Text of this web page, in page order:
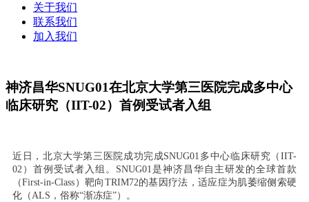
关于我们
联系我们
加入我们
神济昌华SNUG01在北京大学第三医院完成多中心
临床研究（IIT-02）首例受试者入组
近日，北京大学第三医院成功完成SNUG01多中心临床研究（IIT-
02）首例受试者入组。SNUG01是神济昌华自主研发的全球首款
（First-in-Class）靶向TRIM72的基因疗法，适应症为肌萎缩侧索硬
化（ALS，俗称“渐冻症”）。